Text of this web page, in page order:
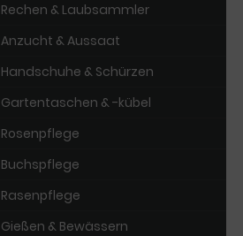
Rechen & Laubsammler
Anzucht & Aussaat
Handschuhe & Schürzen
Gartentaschen & -kübel
Rosenpflege
Buchspflege
Rasenpflege
Gießen & Bewässern